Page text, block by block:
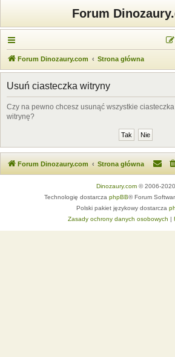
Forum
Forum Dinozaury.com Strona główna
Usuń ciasteczka witryny
Czy na pewno chcesz usunąć wszystkie
witrynę?
Forum Dinozaury.com Strona główna
Dinozaury.com© 2006-2020
Technologię dostarcza phpBB® Forum
Polski pakiet językowy dostarcza
Zasady ochrony danych osobowych |